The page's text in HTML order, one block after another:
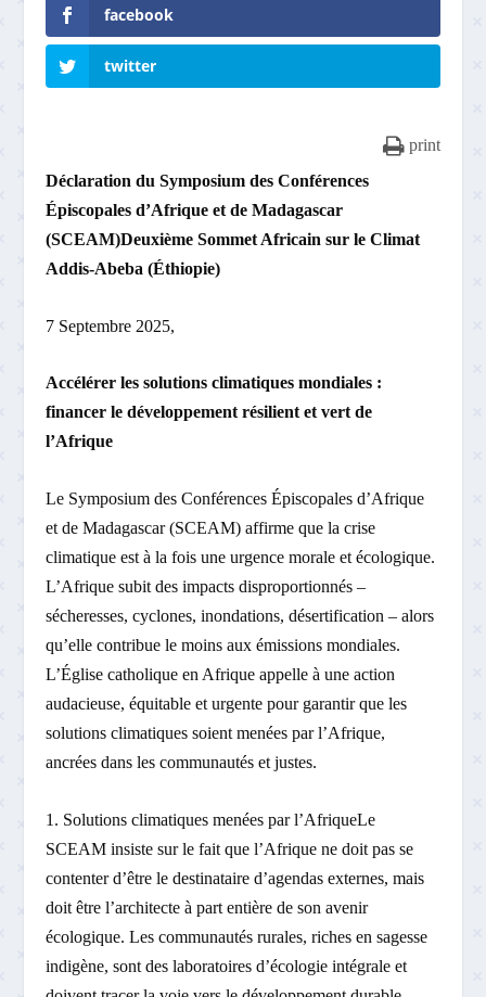
facebook
twitter
print
Déclaration du Symposium des Conférences
Épiscopales d’Afrique et de Madagascar
(SCEAM)Deuxième Sommet Africain sur le Climat
Addis-Abeba (Éthiopie)
7 Septembre 2025,
Accélérer les solutions climatiques mondiales :
financer le développement résilient et vert de
l’Afrique
Le Symposium des Conférences Épiscopales d’Afrique
et de Madagascar (SCEAM) affirme que la crise
climatique est à la fois une urgence morale et écologique.
L’Afrique subit des impacts disproportionnés –
sécheresses, cyclones, inondations, désertification – alors
qu’elle contribue le moins aux émissions mondiales.
L’Église catholique en Afrique appelle à une action
audacieuse, équitable et urgente pour garantir que les
solutions climatiques soient menées par l’Afrique,
ancrées dans les communautés et justes.
1. Solutions climatiques menées par l’AfriqueLe
SCEAM insiste sur le fait que l’Afrique ne doit pas se
contenter d’être le destinataire d’agendas externes, mais
doit être l’architecte à part entière de son avenir
écologique. Les communautés rurales, riches en sagesse
indigène, sont des laboratoires d’écologie intégrale et